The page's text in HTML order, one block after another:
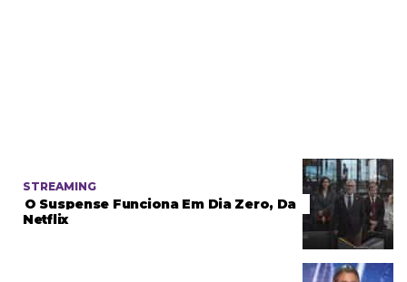
STREAMING
O Suspense Funciona Em Dia Zero, Da
Netflix